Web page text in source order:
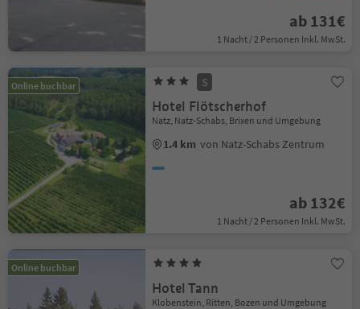
ab 131€
1 Nacht / 2 Personen Inkl. MwSt.
Online buchbar S
Hotel Flötscherhof
Natz, Natz-Schabs, Brixen und Umgebung
1.4 km von Natz-Schabs Zentrum
ab 132€
1 Nacht / 2 Personen Inkl. MwSt.
Online buchbar
Hotel Tann
Klobenstein, Ritten, Bozen und Umgebung